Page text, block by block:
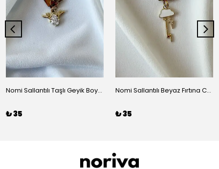
Nomi Sallantılı Taşlı Geyik Boynuzu Charm
₺ 35
Nomi Sallantılı Beyaz Fırtına Charm
₺ 35